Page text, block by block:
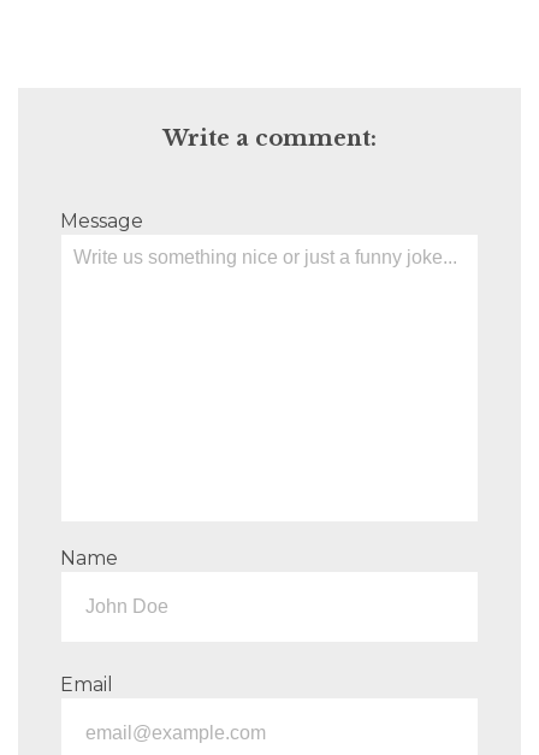
Write a comment:
Message
Name
Email